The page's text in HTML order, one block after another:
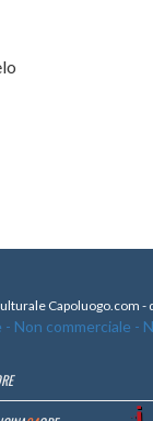
Capoluogo.com
Non commerciale -